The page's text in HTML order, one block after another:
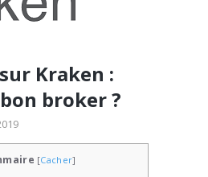
Kraken :
broker ?
[Cacher]